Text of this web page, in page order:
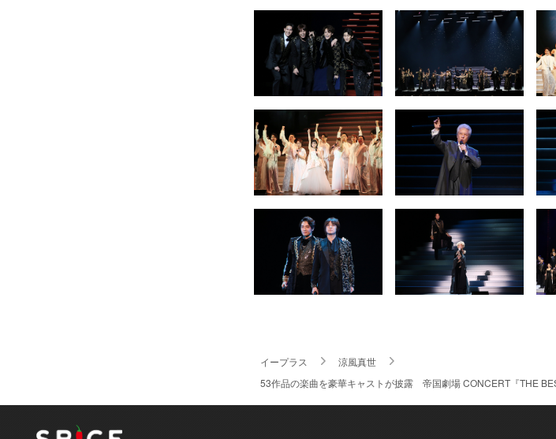
イープラス
涼風真世
53作品の楽曲を豪華キャストが披露 帝国劇場 CONCERT『THE